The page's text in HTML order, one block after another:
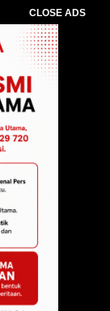
CLOSE ADS